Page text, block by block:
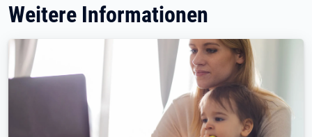
Weitere Informationen